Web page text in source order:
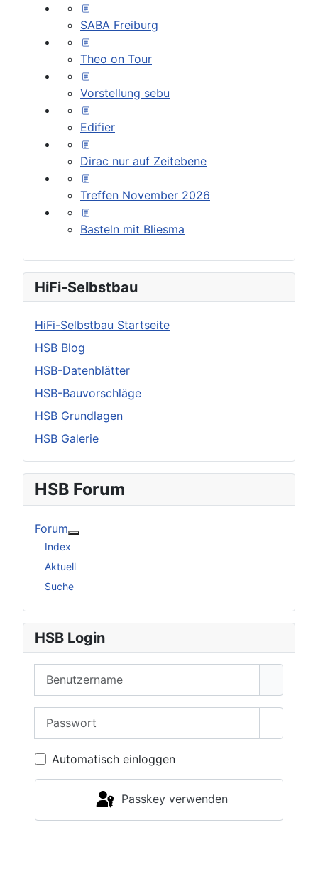
SABA Freiburg
Theo on Tour
Vorstellung sebu
Edifier
Dirac nur auf Zeitebene
Treffen November 2026
Basteln mit Bliesma
HiFi-Selbstbau
HiFi-Selbstbau Startseite
HSB Blog
HSB-Datenblätter
HSB-Bauvorschläge
HSB Grundlagen
HSB Galerie
HSB Forum
Forum
Index
Aktuell
Suche
HSB Login
Automatisch einloggen
Passkey verwenden